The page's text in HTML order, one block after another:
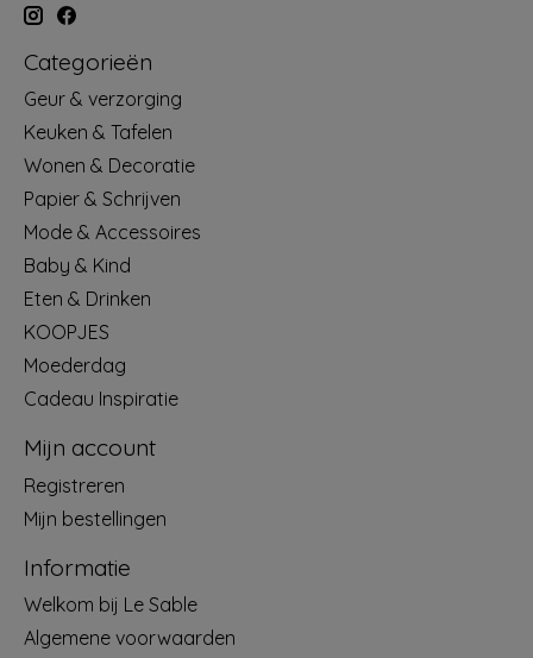
Categorieën
Geur & verzorging
Keuken & Tafelen
Wonen & Decoratie
Papier & Schrijven
Mode & Accessoires
Baby & Kind
Eten & Drinken
KOOPJES
Moederdag
Cadeau Inspiratie
Mijn account
Registreren
Mijn bestellingen
Informatie
Welkom bij Le Sable
Algemene voorwaarden